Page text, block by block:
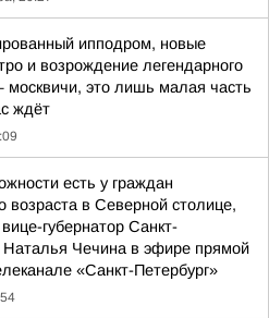
ипподром, новые
и возрождение легендарного
это лишь малая часть
ждёт
есть у граждан
возраста в Северной столице,
губернатор Санкт-
Наталья Чечина в эфире прямой
«Санкт-Петербург»